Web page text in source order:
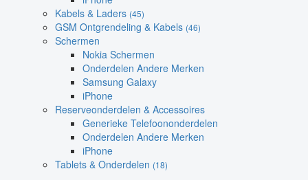
Kabels & Laders (45)
GSM Ontgrendeling & Kabels (46)
Schermen
Nokia Schermen
Onderdelen Andere Merken
Samsung Galaxy
iPhone
Reserveonderdelen & Accessoires
Generieke Telefoononderdelen
Onderdelen Andere Merken
iPhone
Tablets & Onderdelen (18)